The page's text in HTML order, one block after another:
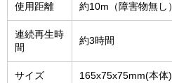
使用距離 約10m（障害物無し）
連続再生時
間
約3時間
サイズ 165x75x75mm(本体)